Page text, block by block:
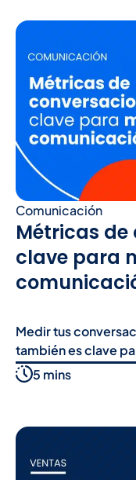
Comunicación
Métricas de
clave para
Medir tus
también es clave
5 mins